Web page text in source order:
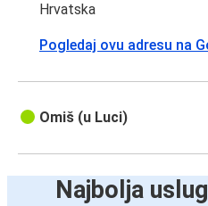
Baska Voda
Šibenik
Omiš
Hrvatska
Pogledaj ovu adresu na
Omiš (u Luci)
Najbolja